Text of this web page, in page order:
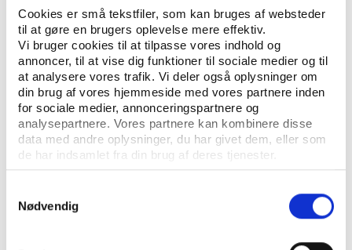
Cookies er små tekstfiler, som kan bruges af websteder
til at gøre en brugers oplevelse mere effektiv.
Vi bruger cookies til at tilpasse vores indhold og
annoncer, til at vise dig funktioner til sociale medier og til
at analysere vores trafik. Vi deler også oplysninger om
din brug af vores hjemmeside med vores partnere inden
for sociale medier, annonceringspartnere og
analysepartnere. Vores partnere kan kombinere disse
data med andre oplysninger, du har givet dem, eller som
de har indsamlet fra din brug af deres tjenester.
Nødvendig
Rapporten bygger på projektet 'Demokrati og
medborgerskab i aftenskolen', som blev gennemført i
foråret 2010 med støtte fra udviklingspuljen i Dansk
Folkeoplysnings Samråd. Foruden LOF’s stab har
Martin T. Hansen fra NETOP og Niels-Anton Svendsen
fra DOF bidraget til undersøgelsen.